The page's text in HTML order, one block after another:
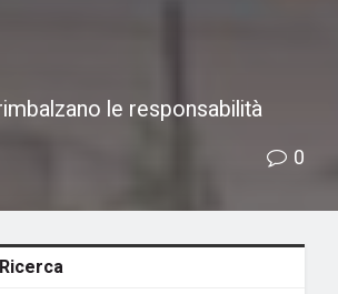
le responsabilità
0
Ricerca